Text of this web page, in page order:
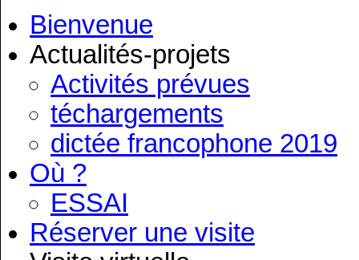
Bienvenue
Actualités-projets
Activités prévues
téchargements
dictée francophone 2019
Où ?
ESSAI
Réserver une visite